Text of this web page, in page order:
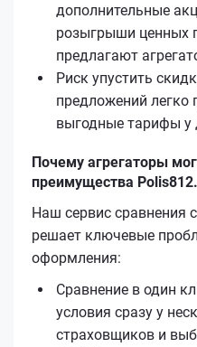
дополнительные
розыгрыши ценных
предлагают
Риск упустить
предложений легко
выгодные тарифы у
Почему агрегаторы
преимущества
Наш сервис сравнения
решает ключевые
оформления:
Сравнение в один
условия сразу у
страховщиков и